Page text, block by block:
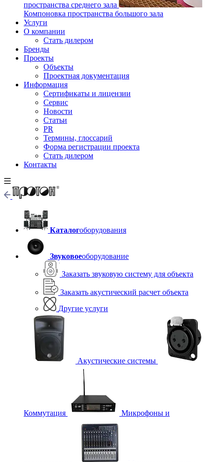
пространства среднего зала
Компоновка пространства большого зала
Услуги
О компании
Стать дилером
Бренды
Проекты
Объекты
Проектная документация
Информация
Сертификаты и лицензии
Сервис
Новости
Статьи
PR
Термины, глоссарий
Форма регистрации проекта
Стать дилером
Контакты
Каталогоборудования
Звуковоеоборудование
Заказать звуковую систему для объекта
Заказать акустический расчет объекта
Другие услуги
Акустические системы
Коммутация Микрофоны и